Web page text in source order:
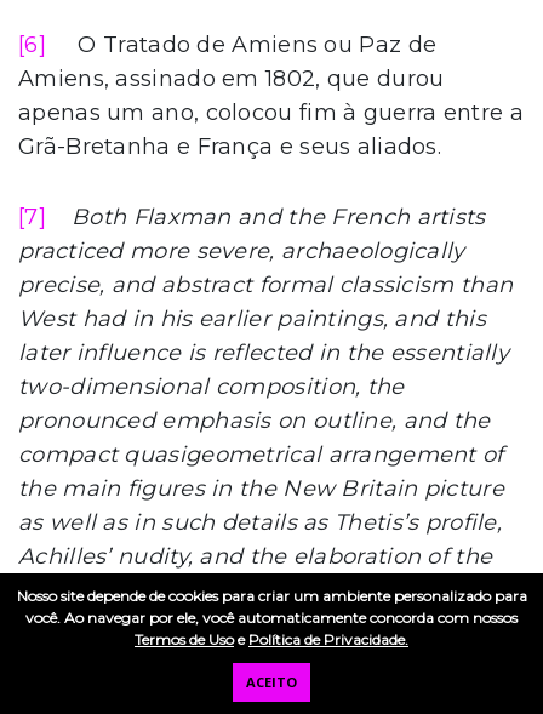
[6]
O Tratado de Amiens ou Paz de
Amiens, assinado em 1802, que durou
apenas um ano, colocou fim à guerra entre a
Grã-Bretanha e França e seus aliados.
[7]
Both Flaxman and the French artists
practiced more severe, archaeologically
precise, and abstract formal classicism than
West had in his earlier paintings, and this
later influence is reflected in the essentially
two-dimensional composition, the
pronounced emphasis on outline, and the
compact quasigeometrical arrangement of
the main figures in the New Britain picture
as well as in such details as Thetis’s profile,
Achilles’ nudity, and the elaboration of the
sword, shield, and helmet.Disponível em:
New Britain Museum of American Art,
https://ink.nbmaa.org/objects/70/thetis-
Nosso site depende de cookies para criar um ambiente personalizado para
você. Ao navegar por ele, você automaticamente concorda com nossos
Termos de Usoe Política de Privacidade.
ACEITO